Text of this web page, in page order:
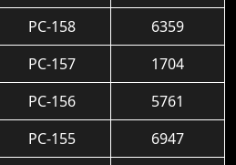
PC-158
6359
PC-157
1704
PC-156
5761
PC-155
6947